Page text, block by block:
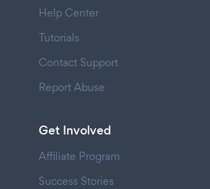
Help Center
Tutorials
Contact Support
Report Abuse
Get Involved
Affiliate Program
Success Stories